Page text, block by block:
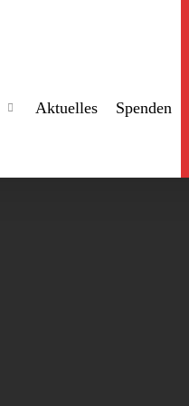
Aktuelles Spenden